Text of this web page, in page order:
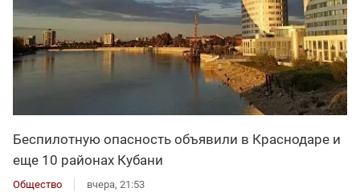
Беспилотную опасность объявили в Краснодаре и
еще 10 районах Кубани
Общество вчера, 21:53